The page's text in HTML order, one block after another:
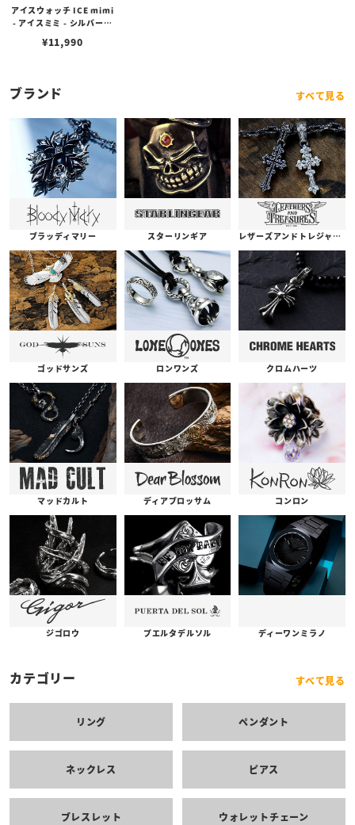
アイスウォッチ ICE mimi
- アイスミミ - シルバーゴ
¥11,990
ブランド すべて見る
ブラッディマリー スターリンギア レザーズアンドトレジャーズ
ゴッドサンズ ロンワンズ クロムハーツ
マッドカルト ディアブロッサム コンロン
ジゴロウ プエルタデルソル ディーワンミラノ
カテゴリー すべて見る
リング ペンダント
ネックレス ピアス
ブレスレット ウォレットチェーン